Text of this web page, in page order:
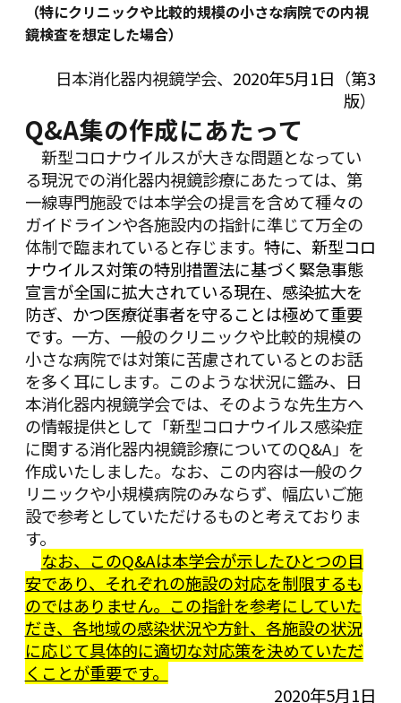
（特にクリニックや比較的規模の小さな病院での内視
鏡検査を想定した場合）
日本消化器内視鏡学会、 2020年5月1日（第3
版）
Q&A集の作成にあたって
新型コロナウイルスが大きな問題となってい
る現況での消化器内視鏡診療にあたっては、第
一線専門施設では本学会の提言を含めて種々の
ガイドラインや各施設内の指針に準じて万全の
体制で臨まれていると存じます。 特に、新型コロ
ナウイルス対策の特別措置法に基づく緊急事態
宣言が全国に拡大されている現在、感染拡大を
防ぎ、かつ医療従事者を守ることは極めて重要
です。 一方、一般のクリニックや比較的規模の
小さな病院では対策に苦慮されているとのお話
を多く耳にします。このような状況に鑑み、日
本消化器内視鏡学会では、そのような先生方へ
の情報提供として「新型コロナウイルス感染症
に関する消化器内視鏡診療についてのQ&A」を
作成いたしました。なお、この内容は一般のク
リニックや小規模病院のみならず、幅広いご施
設で参考としていただけるものと考えておりま
す。
なお、このQ&Aは本学会が示したひとつの目
安であり、それぞれの施設の対応を制限するも
のではありません。この指針を参考にしていた
だき、各地域の感染状況や方針、各施設の状況
に応じて具体的に適切な対応策を決めていただ
くことが重要です。
2020年5月1日